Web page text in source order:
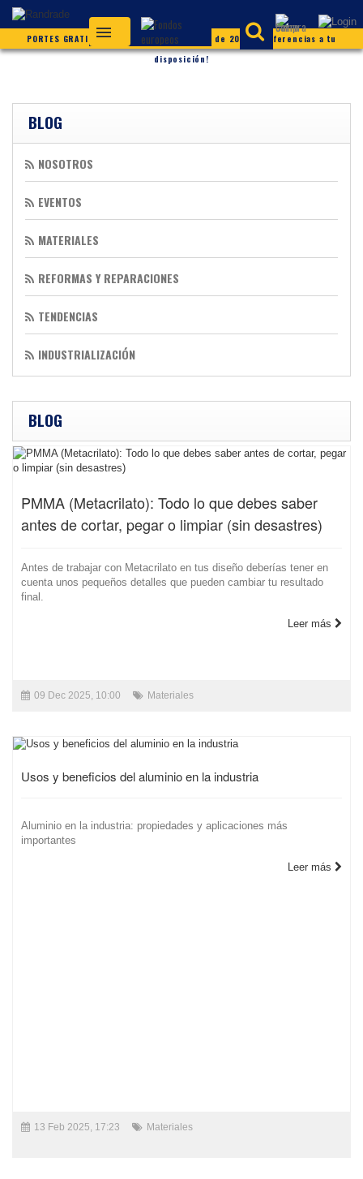
PORTES GRATIS (según condiciones) ¡Más de 20.000 referencias a tu
disposición!
BLOG
NOSOTROS
EVENTOS
MATERIALES
REFORMAS Y REPARACIONES
TENDENCIAS
INDUSTRIALIZACIÓN
BLOG
PMMA (Metacrilato): Todo lo que debes saber
antes de cortar, pegar o limpiar (sin desastres)
Antes de trabajar con Metacrilato en tus diseño deberías tener en
cuenta unos pequeños detalles que pueden cambiar tu resultado
final.
Leer más
09 Dec 2025, 10:00 Materiales
Usos y beneficios del aluminio en la industria
Aluminio en la industria: propiedades y aplicaciones más
importantes
Leer más
13 Feb 2025, 17:23 Materiales